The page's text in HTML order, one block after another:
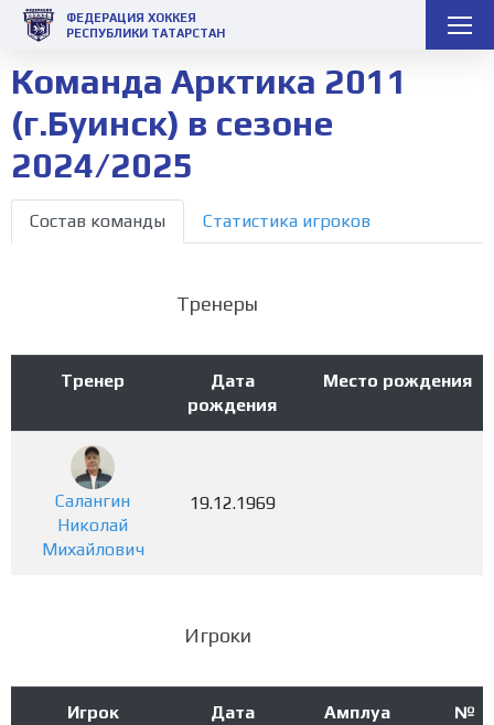
ФЕДЕРАЦИЯ ХОККЕЯ
РЕСПУБЛИКИ ТАТАРСТАН
Команда Арктика 2011
(г.Буинск) в сезоне
2024/2025
Состав команды Статистика игроков
Тренеры
Тренер
Дата
рождения
Место рождения
Салангин
Николай
Михайлович
19.12.1969
Игроки
Игрок
Дата
Амплуа
№